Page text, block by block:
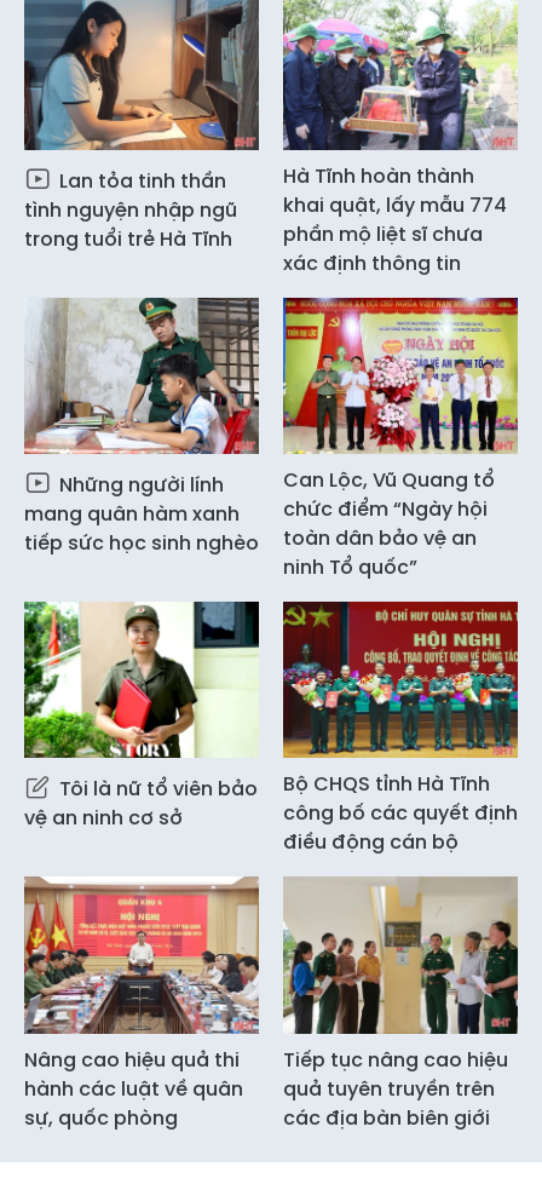
Lan tỏa tinh thần
tình nguyện nhập ngũ
trong tuổi trẻ Hà Tĩnh
Hà Tĩnh hoàn thành
khai quật, lấy mẫu 774
phần mộ liệt sĩ chưa
xác định thông tin
Những người lính
mang quân hàm xanh
tiếp sức học sinh nghèo
Can Lộc, Vũ Quang tổ
chức điểm “Ngày hội
toàn dân bảo vệ an
ninh Tổ quốc”
Tôi là nữ tổ viên bảo
vệ an ninh cơ sở
Bộ CHQS tỉnh Hà Tĩnh
công bố các quyết định
điều động cán bộ
Nâng cao hiệu quả thi
hành các luật về quân
sự, quốc phòng
Tiếp tục nâng cao hiệu
quả tuyên truyền trên
các địa bàn biên giới